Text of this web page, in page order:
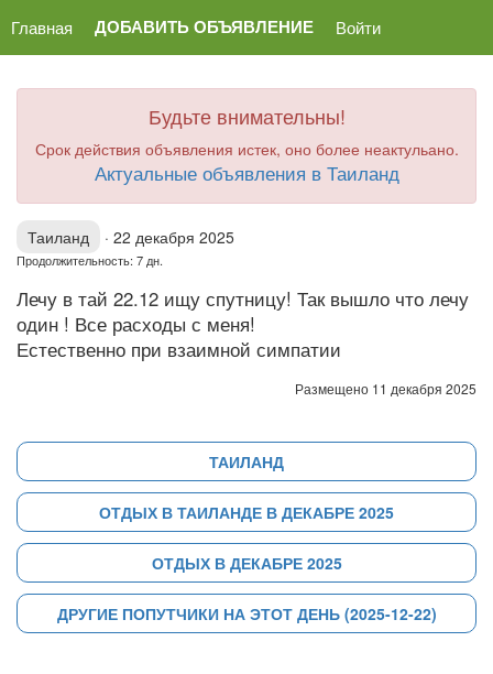
Главная ДОБАВИТЬ ОБЪЯВЛЕНИЕ Войти
Будьте внимательны!
Срок действия объявления истек, оно более неактульано.
Актуальные объявления в Таиланд
Таиланд · 22 декабря 2025
Продолжительность: 7 дн.
Лечу в тай 22.12 ищу спутницу! Так вышло что лечу
один ! Все расходы с меня!
Естественно при взаимной симпатии
Размещено 11 декабря 2025
ТАИЛАНД
ОТДЫХ В ТАИЛАНДЕ В ДЕКАБРЕ 2025
ОТДЫХ В ДЕКАБРЕ 2025
ДРУГИЕ ПОПУТЧИКИ НА ЭТОТ ДЕНЬ (2025-12-22)